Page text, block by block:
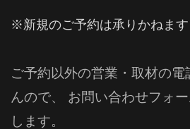
※新規のご予約は承りかねます
ご予約以外の営業・取材の
んので、 お問い合わせフォ
します。